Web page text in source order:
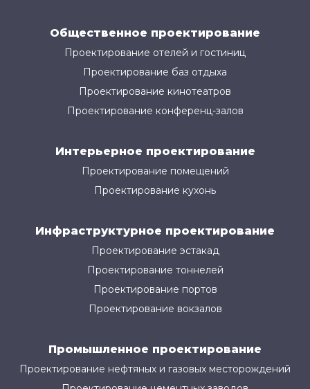
Общественное проектирование
Проектирование отелей и гостиниц
Проектирование баз отдыха
Проектирование кинотеатров
Проектирование конференц-залов
Интерьерное проектирование
Проектирование помещений
Проектирование кухонь
Инфраструктурное проектирование
Проектирование эстакад
Проектирование тоннелей
Проектирование портов
Проектирование вокзалов
Промышленное проектирование
Проектирование нефтяных и газовых месторождений